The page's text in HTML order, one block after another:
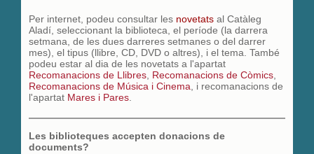
Per internet, podeu consultar les novetats al Catàleg
Aladí, seleccionant la biblioteca, el període (la darrera
setmana, de les dues darreres setmanes o del darrer
mes), el tipus (llibre, CD, DVD o altres), i el tema. També
podeu estar al dia de les novetats a l'apartat
Recomanacions de Llibres, Recomanacions de Còmics,
Recomanacions de Música i Cinema, i recomanacions de
l'apartat Mares i Pares.
Les biblioteques accepten donacions de
documents?